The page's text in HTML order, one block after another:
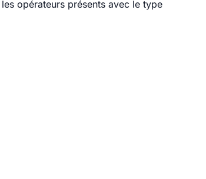
opérateurs présents avec le type